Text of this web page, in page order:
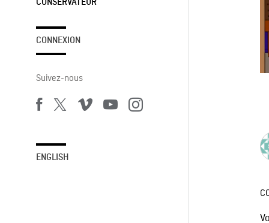
CONSERVATEUR
CONNEXION
Suivez-nous
ENGLISH